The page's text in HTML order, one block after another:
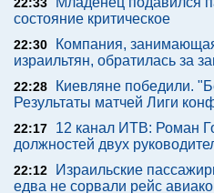
22:33
состояние критическое
22:30
Компания,
израильтян, обратилась за
22:28
Киевляне победили.
Результаты матчей Лиги
22:17
12 канал ИТВ: Роман
должностей двух
22:12
Израильские
едва не сорвали рейс